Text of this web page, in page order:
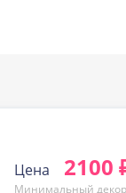
Цена 2100
Минимальный